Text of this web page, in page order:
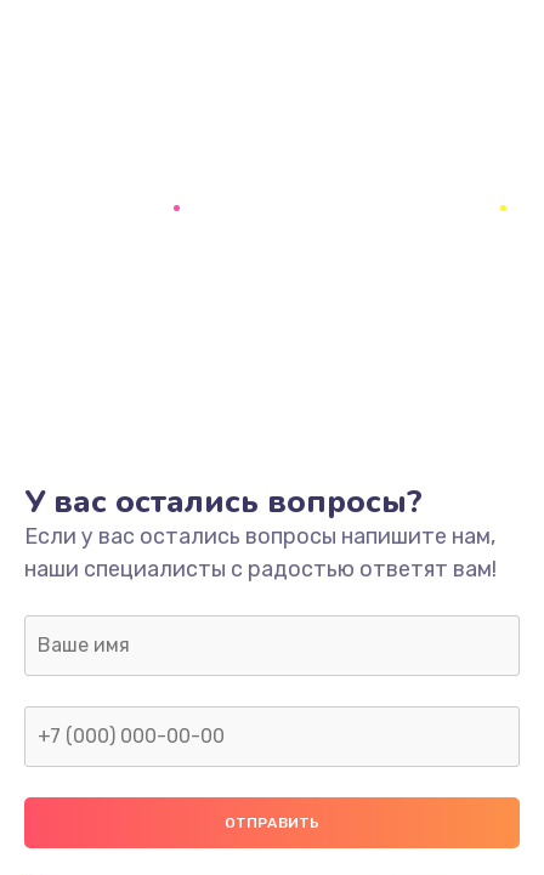
У вас остались вопросы?
Если у вас остались вопросы напишите нам,
наши специалисты с радостью ответят вам!